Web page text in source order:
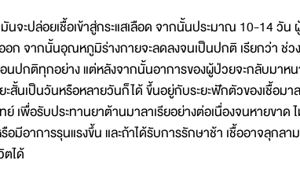
นจะปล่อยเชื้อเข้าสู่กระแสเลือด จากนั้นประมาณ 10-14 วัน
ก จากนั้นอุณหภูมิร่างกายจะลดลงจนเป็นปกติ เรียกว่า ช่ว
นปกติทุกอย่าง แต่หลังจากนั้นอาการของผู้ป่วยจะกลับมาห
ยะสั้นเป็นวันหรือหลายวันก็ได้ ขึ้นอยู่กับระยะฟักตัวของเชื้อม
เพื่อรับประทานยาต้านมาลาเรียอย่างต่อเนื่องจนหายขาด
อมีอาการรุนแรงขึ้น และถ้าได้รับการรักษาช้า เชื้ออาจลุกลา
ได้